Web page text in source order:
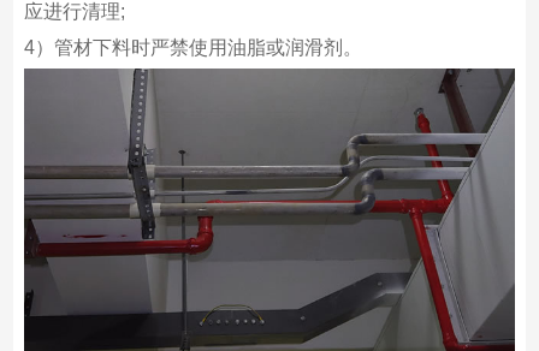
应进行清理;
4）管材下料时严禁使用油脂或润滑剂。